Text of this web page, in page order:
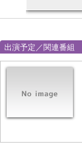
出演予定／関連番組